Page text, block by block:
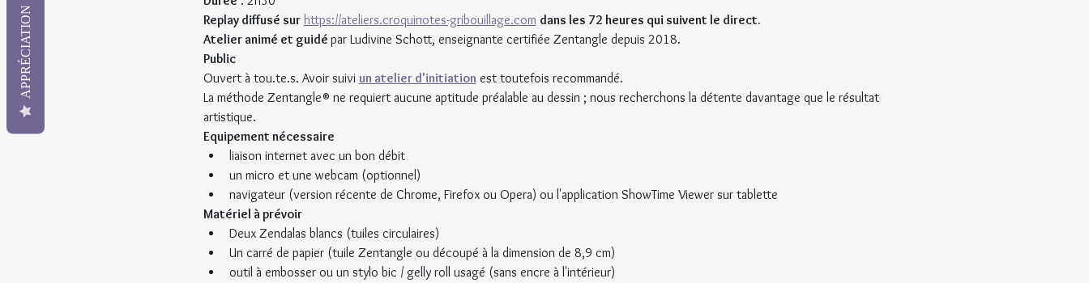
Replay diffusé sur https://ateliers.croquinotes-gribouillage.com dans les 72 heures qui suivent le direct.
Atelier animé et guidé par Ludivine Schott, enseignante certifiée Zentangle depuis 2018.
Public
Ouvert à tou.te.s. Avoir suivi un atelier d'initiation est toutefois recommandé.
La méthode Zentangle® ne requiert aucune aptitude préalable au dessin ; nous recherchons la détente davantage que le résultat
artistique.
Equipement nécessaire
liaison internet avec un bon débit
un micro et une webcam (optionnel)
navigateur (version récente de Chrome, Firefox ou Opera) ou l'application ShowTime Viewer sur tablette
Matériel à prévoir
Deux Zendalas blancs (tuiles circulaires)
Un carré de papier (tuile Zentangle ou découpé à la dimension de 8,9 cm)
outil à embosser ou un stylo bic / gelly roll usagé (sans encre à l'intérieur)
APPRÉCIATION